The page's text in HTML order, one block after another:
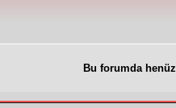
Bu forumda